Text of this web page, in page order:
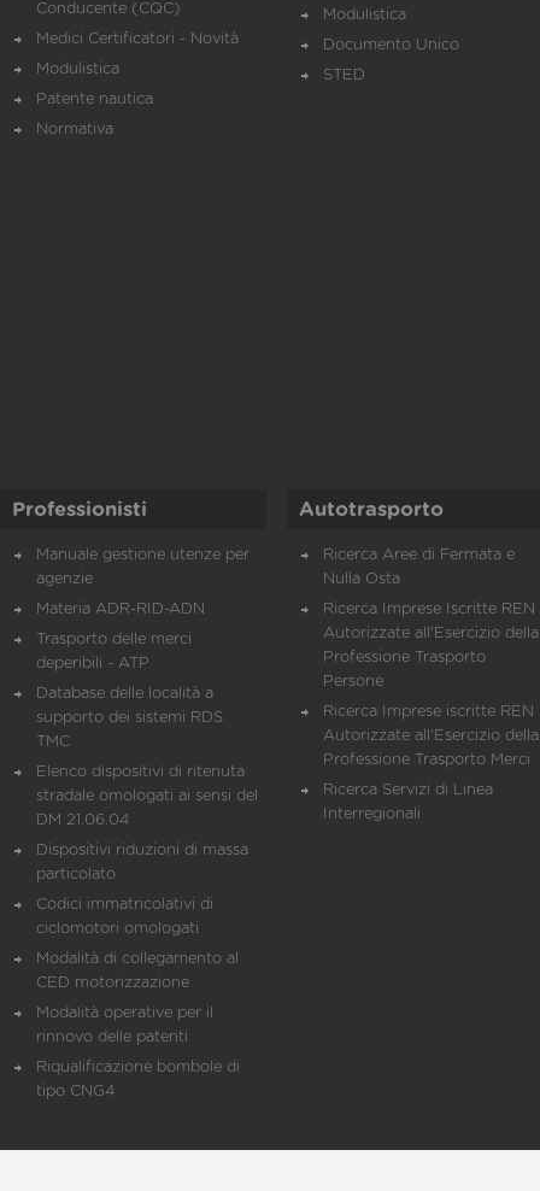
Conducente (CQC)
Medici Certificatori - Novità
Modulistica
Patente nautica
Normativa
Modulistica
Documento Unico
STED
Professionisti
Manuale gestione utenze per
agenzie
Materia ADR-RID-ADN
Trasporto delle merci
deperibili - ATP
Database delle località a
supporto dei sistemi RDS
TMC
Elenco dispositivi di ritenuta
stradale omologati ai sensi del
DM 21.06.04
Dispositivi riduzioni di massa
particolato
Codici immatricolativi di
ciclomotori omologati
Modalità di collegamento al
CED motorizzazione
Modalità operative per il
rinnovo delle patenti
Riqualificazione bombole di
tipo CNG4
Autotrasporto
Ricerca Aree di Fermata e
Nulla Osta
Ricerca Imprese Iscritte REN
Autorizzate all'Esercizio della
Professione Trasporto
Persone
Ricerca Imprese iscritte REN
Autorizzate all'Esercizio della
Professione Trasporto Merci
Ricerca Servizi di Linea
Interregionali